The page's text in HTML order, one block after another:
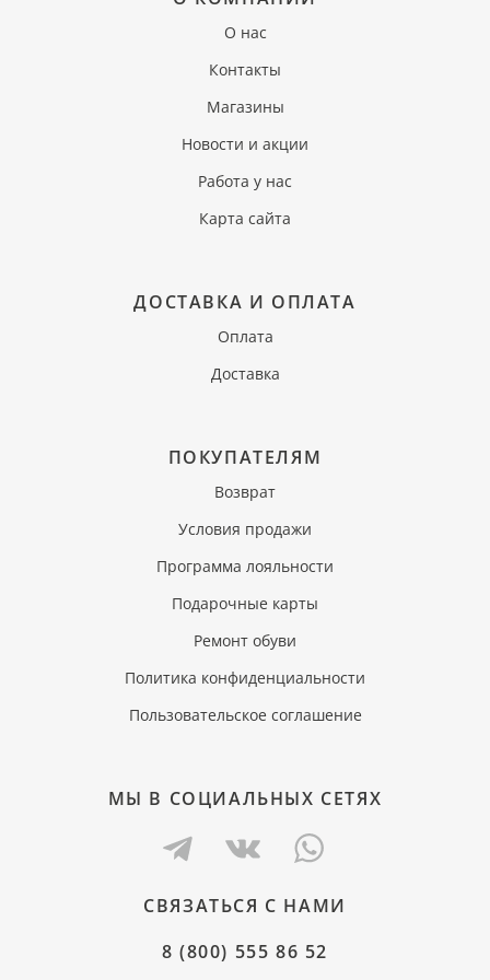
О нас
Контакты
Магазины
Новости и акции
Работа у нас
Карта сайта
ДОСТАВКА И ОПЛАТА
Оплата
Доставка
ПОКУПАТЕЛЯМ
Возврат
Условия продажи
Программа лояльности
Подарочные карты
Ремонт обуви
Политика конфиденциальности
Пользовательское соглашение
МЫ В СОЦИАЛЬНЫХ СЕТЯХ
СВЯЗАТЬСЯ С НАМИ
8 (800) 555 86 52